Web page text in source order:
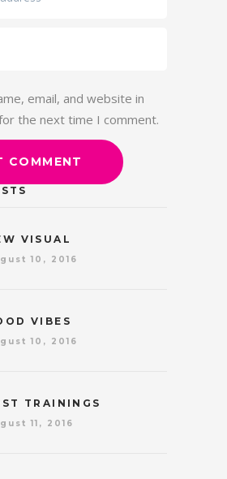
email, and website in
the next time I comment.
VISUAL
10, 2016
VIBES
10, 2016
TRAININGS
11, 2016